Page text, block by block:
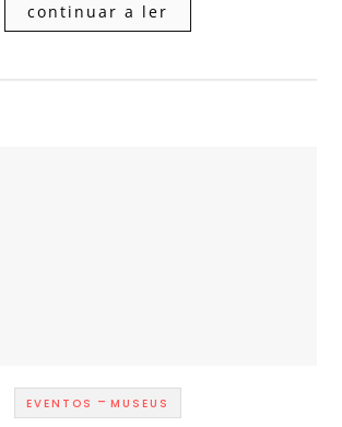
continuar a ler
EVENTOS - MUSEUS